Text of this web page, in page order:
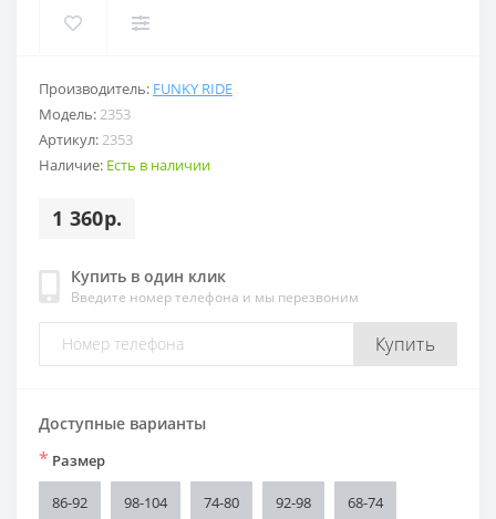
Производитель: FUNKY RIDE
Модель:2353
Артикул:2353
Наличие: Есть в наличии
1 360р.
Купить в один клик
Введите номер телефона и мы перезвоним
Купить
Доступные варианты
* Размер
86-92 98-104 74-80 92-98 68-74